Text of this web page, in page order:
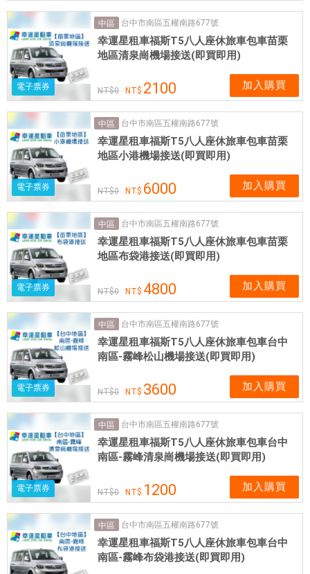
電子票券
中區 台中市南區五權南路677號
幸運星租車福斯T5八人座休旅車包車苗栗
地區清泉崗機場接送(即買即用)
0 2100 加入購買
電子票券
中區 台中市南區五權南路677號
幸運星租車福斯T5八人座休旅車包車苗栗
地區小港機場接送(即買即用)
0 6000 加入購買
電子票券
中區 台中市南區五權南路677號
幸運星租車福斯T5八人座休旅車包車苗栗
地區布袋港接送(即買即用)
0 4800 加入購買
電子票券
中區 台中市南區五權南路677號
幸運星租車福斯T5八人座休旅車包車台中
南區-霧峰松山機場接送(即買即用)
0 3600 加入購買
電子票券
中區 台中市南區五權南路677號
幸運星租車福斯T5八人座休旅車包車台中
南區-霧峰清泉崗機場接送(即買即用)
0 1200 加入購買
中區 台中市南區五權南路677號
幸運星租車福斯T5八人座休旅車包車台中
南區-霧峰布袋港接送(即買即用)